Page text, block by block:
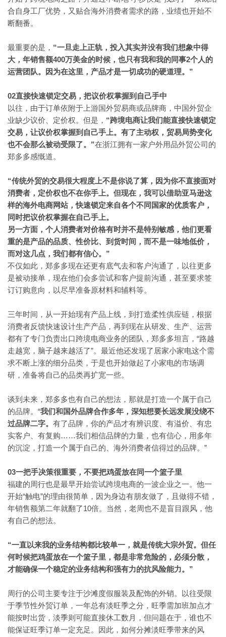
合自身工厂优势，又贴合海外消费者需求的路，业绩也开始不
断翻番。
最重要的是， “一旦走上正轨，投入其实并没有我们想象中得
大，年销售额400万美金的时候，也只有我和我的同事2个人的
运营团队。因为在这里，产品才是一切成功的硬道理。”
02直接快速锁定交易，把议价权掌握到自己手中
以往，由于订单依附于上游国外贸易商或品牌商，中国外贸企
业缺少议价、定价权。但是， “跨境电商让我们能直接快速锁定
交易，让议价权掌握到自己手上。有了主动权，贸易局势变化
也不会那么被动受限了。”在浙江拥有一家户外用品外贸公司的
郑多多感慨道。
“传统外贸的交易很大程度上不是你说了算，因为你不直接面对
消费者，定价权也不在你手上。但现在，我可以借助亚马逊这
样的海外电商网站，快速锁定来自各个不同国家的优质客户，
同时把议价权掌握在自己手上。
另一方面，个人消费者对价格有时并不是特别敏感，他们更看
重的是产品的品质、性价比、到货时间，而不是一味地低价，
而对这几点，我们都有信心。 ”
不仅如此，郑多多现在还更有底气去和客户沟通了，以往更多
是被动接单，现在他们会多尝试和客户提前沟通，甚至要求签
订订购意向，以尽早准备原材料和辅料等。
三年时间，从一开始现有产品上线，到打造柔性供应链，根据
消费者反馈快速设计生产产品，再到现在从研发、生产、运营
都有了专门负责出口跨境电商业务的团队，郑多多坦言， “路越
走越宽，脑子越来越活了”。最近他还发现了居家小家电这个需
求不断上涨的细分品类，于是也开始做起了小家电的市场调
研，准备将自己的品类再扩宽一些。
谈到未来，郑多多也有自己的想法，那就是打造一个属于自己
的品牌。 “我们和国外品牌合作多年，深知想要长远发展没绕不
过品牌二字。 有了品牌，你的产品才有辨识度、有溢价、有忠
实客户、有复购……我们相信品牌的力量，也有信心，用多年
的沉淀，打造一个属于自己的、海外消费者信得过的品牌。”
03一把手决策很重要，不要把鸡蛋放在同一个篮子里
福建的周行也是最早开始尝试跨境电商的一波企业之一。他一
开始“触电”的理由很简单，因为身边有朋友做了，且做得不错，
年销售额第二年就翻了10倍。当然，老周也不是盲目跟风，他
有自己的想法。
“一直以来我的业务结构都比较单一，就是传统大宗外贸。但任
何时候把鸡蛋放在一个篮子里，都是非常危险的，必须分散，
才能确保一个稳定的业务结构和强有力的抗风险能力。”
周行的公司主要专注于沙滩度假服装及配饰的外销。以往受限
于季节性外贸订单，一年总有淡旺季之分，旺季需加班加点才
能按时出货，淡季则可能直接休工数月，但问题在于，谁也不
能保证旺季订单一定充足。因此，如何分摊淡旺季带来的风